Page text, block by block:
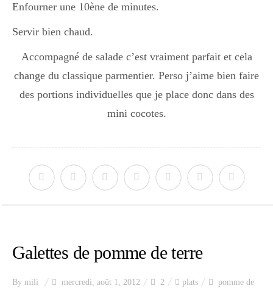
Enfourner une 10ène de minutes.
Servir bien chaud.
Accompagné de salade c’est vraiment parfait et cela
change du classique parmentier. Perso j’aime bien faire
des portions individuelles que je place donc dans des
mini cocotes.
Galettes de pomme de terre
By mili mercredi, août 1, 2012 2 plats pomme de